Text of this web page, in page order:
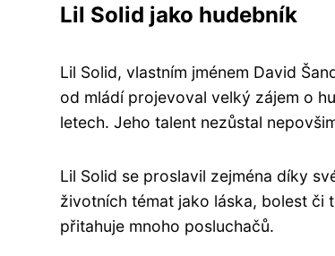
Lil Solid jako hudebník
Lil Solid, vlastním jménem David
od mládí projevoval velký zájem o
letech. Jeho talent nezůstal
Lil Solid se proslavil zejména díky
životních témat jako láska, bolest či
přitahuje mnoho posluchačů.